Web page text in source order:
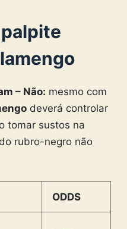
– Não: mesmo com
deverá controlar
tomar sustos na
rubro-negro não
ODDS